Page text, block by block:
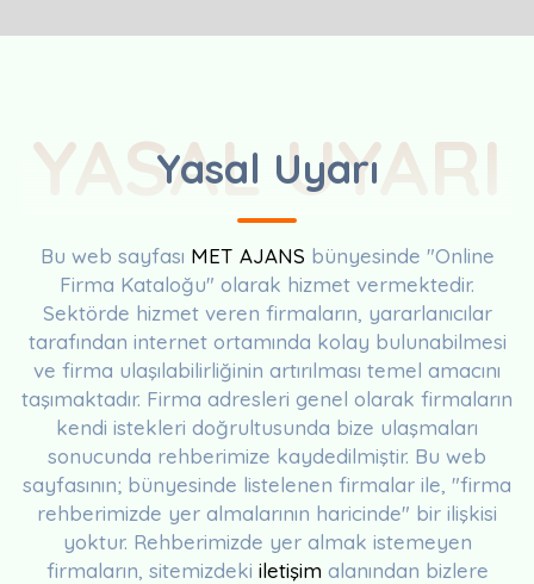
Yasal Uyarı
YASAL UYARI
Bu web sayfası MET AJANS bünyesinde "Online
Firma Kataloğu" olarak hizmet vermektedir.
Sektörde hizmet veren firmaların, yararlanıcılar
tarafından internet ortamında kolay bulunabilmesi
ve firma ulaşılabilirliğinin artırılması temel amacını
taşımaktadır. Firma adresleri genel olarak firmaların
kendi istekleri doğrultusunda bize ulaşmaları
sonucunda rehberimize kaydedilmiştir. Bu web
sayfasının; bünyesinde listelenen firmalar ile, "firma
rehberimizde yer almalarının haricinde" bir ilişkisi
yoktur. Rehberimizde yer almak istemeyen
firmaların, sitemizdeki iletişim alanından bizlere